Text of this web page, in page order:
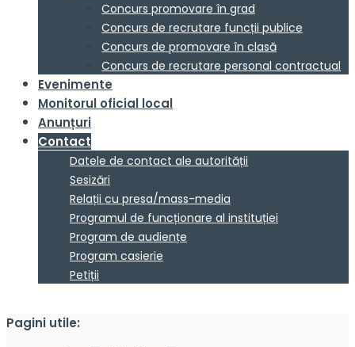
Concurs promovare în grad
Concurs de recrutare funcții publice
Concurs de promovare în clasă
Concurs de recrutare personal contractual
Evenimente
Monitorul oficial local
Anunțuri
Contact
Datele de contact ale autorității
Sesizări
Relații cu presa/mass-media
Programul de funcționare al instituției
Program de audiențe
Program casierie
Petiții
Pagini utile: